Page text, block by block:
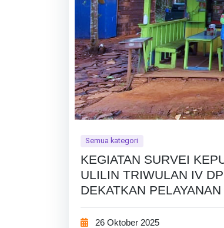
Semua kategori
KEGIATAN SURVEI
ULILIN TRIWULAN IV
DEKATKAN
26 Oktober 2025